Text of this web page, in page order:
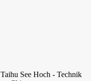
See Hoch - Technik